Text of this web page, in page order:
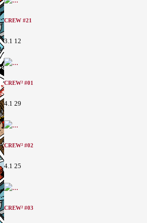
CREW #21
3.1 12
CREW² #01
4.1 29
CREW² #02
4.1 25
CREW² #03